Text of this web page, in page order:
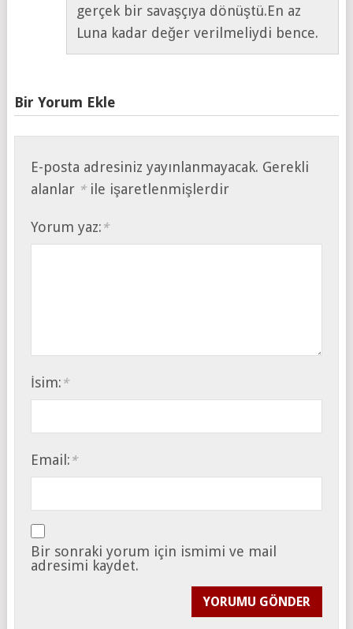
gerçek bir savaşçıya dönüştü.En az
Luna kadar değer verilmeliydi bence.
Bir Yorum Ekle
E-posta adresiniz yayınlanmayacak. Gerekli
alanlar *ile işaretlenmişlerdir
Yorum yaz: *
İsim: *
Email: *
Bir sonraki yorum için ismimi ve mail
adresimi kaydet.